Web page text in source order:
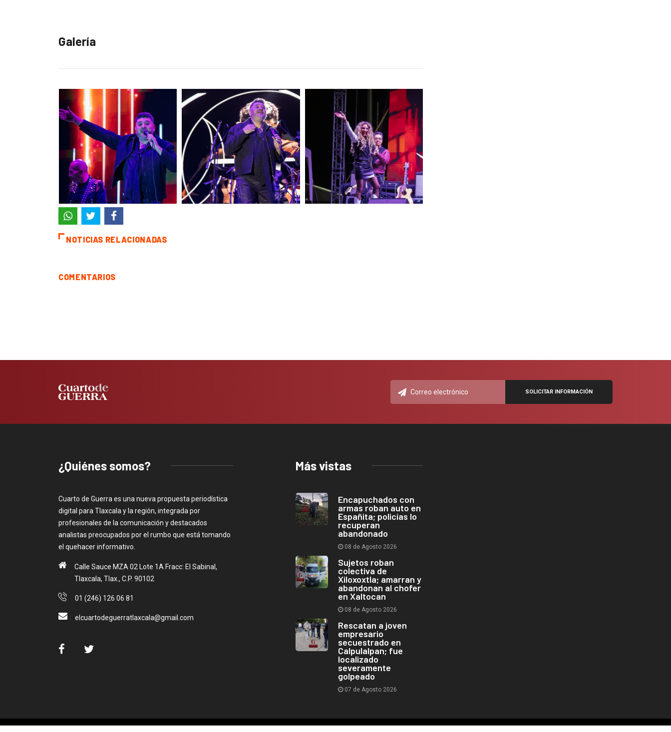
Galería
NOTICIAS RELACIONADAS
COMENTARIOS
¿Quiénes somos?
Cuarto de Guerra es una nueva propuesta periodística
digital para Tlaxcala y la región, integrada por
profesionales de la comunicación y destacados
analistas preocupados por el rumbo que está tomando
el quehacer informativo.
Calle Sauce MZA 02 Lote 1A Fracc: El Sabinal,
Tlaxcala, Tlax., C.P. 90102
01 (246) 126 06 81
elcuartodeguerratlaxcala@gmail.com
Más vistas
Encapuchados con
armas roban auto en
Españita; policías lo
recuperan
abandonado
08 de Agosto 2026
Sujetos roban
colectiva de
Xiloxoxtla; amarran y
abandonan al chofer
en Xaltocan
08 de Agosto 2026
Rescatan a joven
empresario
secuestrado en
Calpulalpan; fue
localizado
severamente
golpeado
07 de Agosto 2026